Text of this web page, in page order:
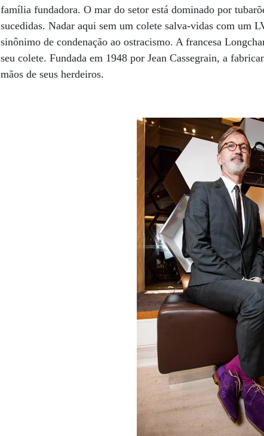
família fundadora. O mar do setor está dominado por
sucedidas. Nadar aqui sem um colete salva-vidas com um
sinônimo de condenação ao ostracismo. A francesa
seu colete. Fundada em 1948 por Jean Cassegrain, a
mãos de seus herdeiros.